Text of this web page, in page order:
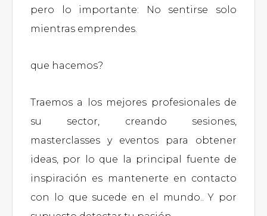
pero lo importante: No sentirse solo
mientras emprendes.
que hacemos?
Traemos a los mejores profesionales de
su sector, creando sesiones,
masterclasses y eventos para obtener
ideas, por lo que la principal fuente de
inspiración es mantenerte en contacto
con lo que sucede en el mundo.. Y por